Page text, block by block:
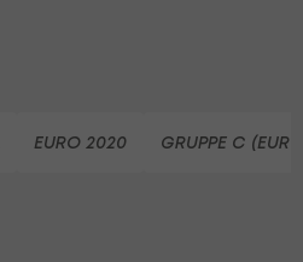
EURO 2020 GRUPPE C